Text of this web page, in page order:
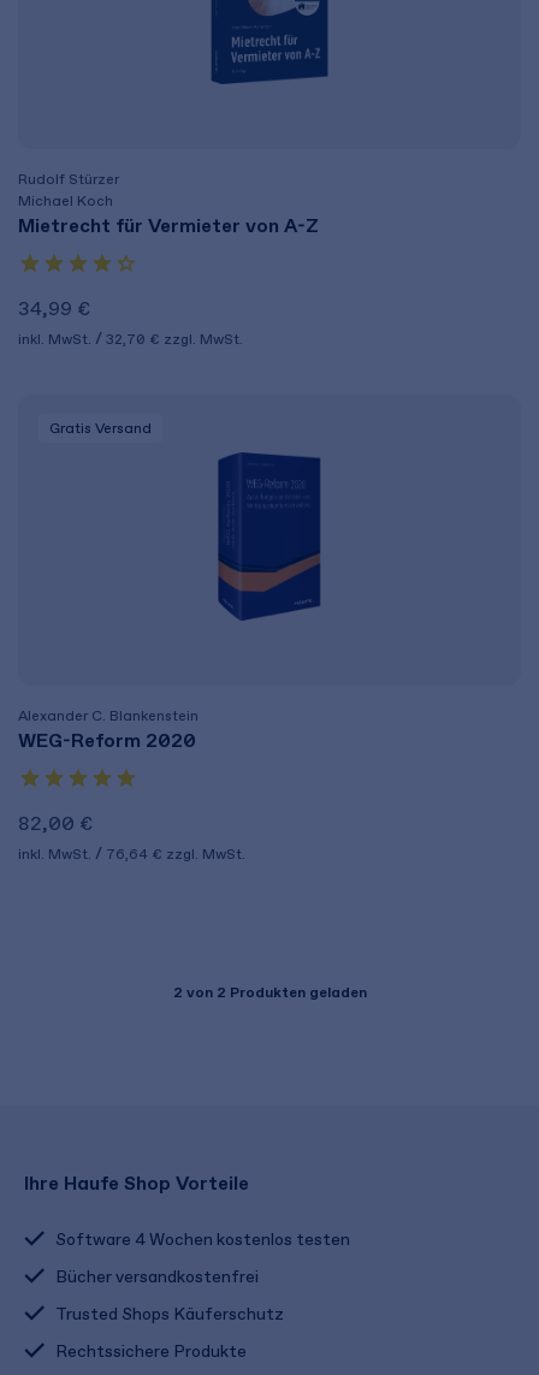
Rudolf Stürzer
Michael Koch
Mietrecht für Vermieter von A-Z
34,99 €
inkl. MwSt. 32,70 € zzgl. MwSt.
Gratis Versand
Alexander C. Blankenstein
WEG-Reform 2020
82,00 €
inkl. MwSt. 76,64 € zzgl. MwSt.
2 von 2 Produkten geladen
Ihre Haufe Shop Vorteile
Software 4 Wochen kostenlos testen
Bücher versandkostenfrei
Trusted Shops Käuferschutz
Rechtssichere Produkte